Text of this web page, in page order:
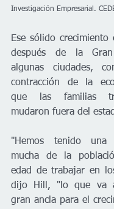
Investigación Empresarial.
Ese sólido crecimiento
después de la
algunas ciudades,
contracción de la
que las familias
mudaron fuera del
"Hemos tenido una
mucha de la
edad de trabajar en
dijo Hill, "lo que va
gran ancla para el